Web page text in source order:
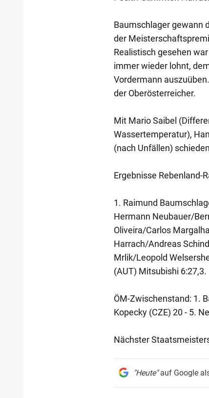
Baumschlager gewann
der
Realistisch gesehen
immer wieder lohnt,
Vordermann
der Oberösterreicher.
Mit Mario Saibel
Wassertemperatur),
(nach Unfällen)
Ergebnisse Rebenland-
1. Raimund
Hermann Neubauer/
Oliveira/Carlos
Harrach/Andreas
Mrlik/Leopold
(AUT) Mitsubishi 6:27,3.
ÖM-Zwischenstand: 1.
Kopecky (CZE) 20 - 5.
Nächster
"Heute"auf Google